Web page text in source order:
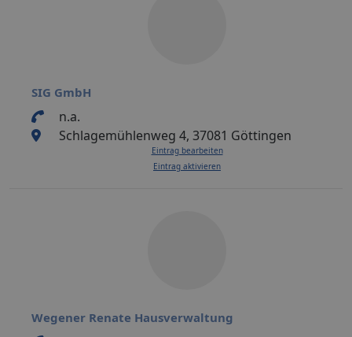
SIG GmbH
n.a.
Schlagemühlenweg 4, 37081 Göttingen
Eintrag bearbeiten
Eintrag aktivieren
Wegener Renate Hausverwaltung